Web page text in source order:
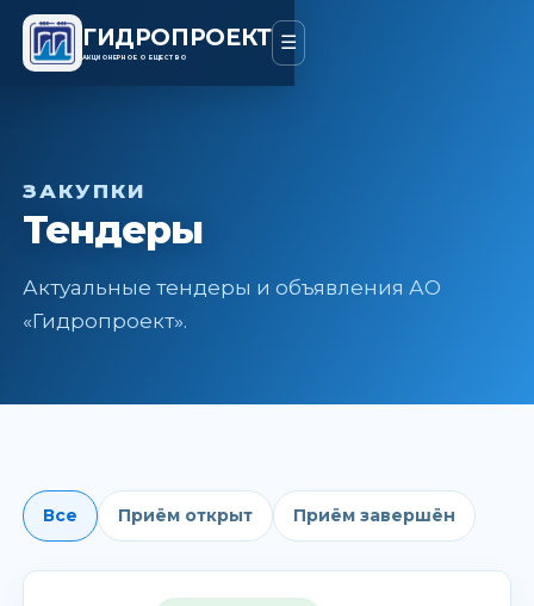
ГИДРОПРОЕКТ
АКЦИОНЕРНОЕ ОБЩЕСТВО
☰
ЗАКУПКИ
Тендеры
Актуальные тендеры и объявления АО
«Гидропроект».
Все Приём открыт Приём завершён